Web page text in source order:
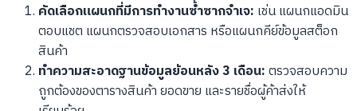
คัดเลือกแผนกที่มีการทำงานซ้ำซากจำเจ: เช่น แผนกแอดมิน
ตอบแชต แผนกตรวจสอบเอกสาร หรือแผนกคีย์ข้อมูลสต็อก
สินค้า
ทำความสะอาดฐานข้อมูลย้อนหลัง 3 เดือน:ตรวจสอบความ
ถูกต้องของตารางสินค้า ยอดขาย และรายชื่อผู้ค้าส่งให้